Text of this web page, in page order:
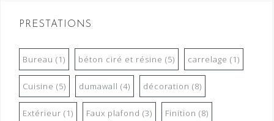
PRESTATIONS
Bureau (1) béton ciré et résine (5) carrelage (1)
Cuisine (5) dumawall (4) décoration (8)
Extérieur (1) Faux plafond (3) Finition (8)